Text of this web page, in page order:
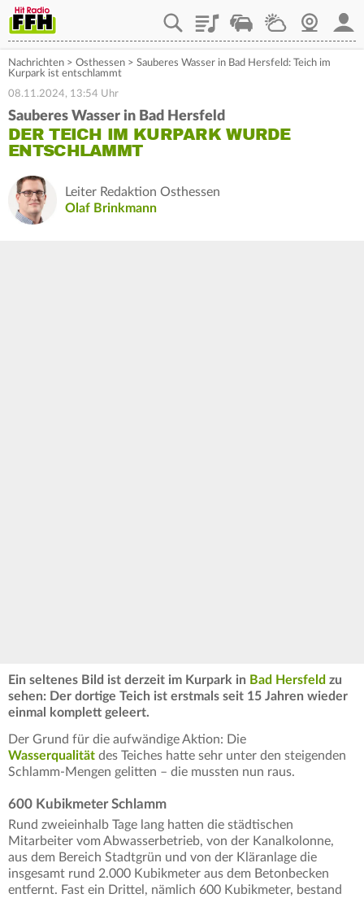
PlaylistStaupilotWetterWebcam
Nachrichten > Osthessen > Sauberes Wasser in Bad Hersfeld: Teich im
Kurpark ist entschlammt
08.11.2024, 13:54 Uhr
Sauberes Wasser in Bad Hersfeld
DER TEICH IM KURPARK WURDE
ENTSCHLAMMT
Leiter Redaktion Osthessen
Olaf Brinkmann
Ein seltenes Bild ist derzeit im Kurpark in Bad Hersfeld zu
sehen: Der dortige Teich ist erstmals seit 15 Jahren wieder
einmal komplett geleert.
Der Grund für die aufwändige Aktion: Die
Wasserqualität des Teiches hatte sehr unter den steigenden
Schlamm-Mengen gelitten – die mussten nun raus.
600 Kubikmeter Schlamm
Rund zweieinhalb Tage lang hatten die städtischen
Mitarbeiter vom Abwasserbetrieb, von der Kanalkolonne,
aus dem Bereich Stadtgrün und von der Kläranlage die
insgesamt rund 2.000 Kubikmeter aus dem Betonbecken
entfernt. Fast ein Drittel, nämlich 600 Kubikmeter, bestand